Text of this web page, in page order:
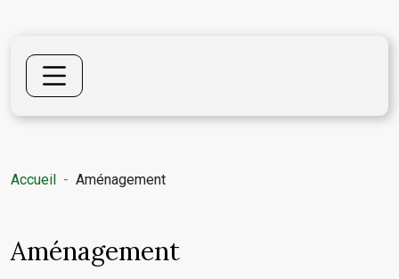
Accueil Aménagement
Aménagement